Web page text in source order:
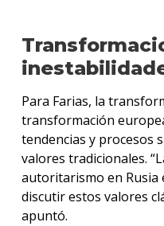
Para Farias, la
transformación
tendencias y procesos
valores tradicionales.
autoritarismo en Rusia
discutir estos valores
apuntó.